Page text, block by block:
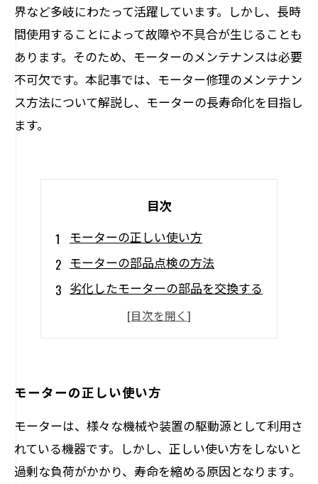
界など多岐にわたって活躍しています。しかし、長時
間使用することによって故障や不具合が生じることも
あります。そのため、モーターのメンテナンスは必要
不可欠です。本記事では、モーター修理のメンテナン
ス方法について解説し、モーターの長寿命化を目指し
ます。
目次
モーターの正しい使い方
モーターの部品点検の方法
劣化したモーターの部品を交換する
モーターの潤滑剤の種類と注油方法
正しいモーターの保管方法
モーターの正しい使い方
モーターは、様々な機械や装置の駆動源として利用さ
れている機器です。しかし、正しい使い方をしないと
過剰な負荷がかかり、寿命を縮める原因となります。